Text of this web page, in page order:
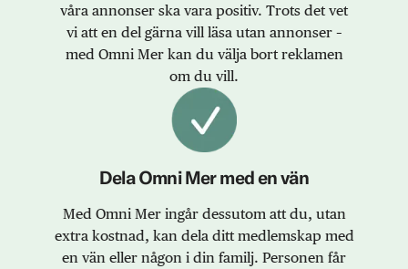
våra annonser ska vara positiv. Trots det vet
vi att en del gärna vill läsa utan annonser –
med Omni Mer kan du välja bort reklamen
om du vill.
Dela Omni Mer med en vän
Med Omni Mer ingår dessutom att du, utan
extra kostnad, kan dela ditt medlemskap med
en vän eller någon i din familj. Personen får